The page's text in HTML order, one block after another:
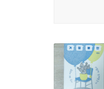
숙이면 당당
있는지를 잘
생존을 위한